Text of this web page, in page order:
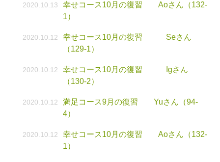
2020.10.13
幸せコース10月の復習 Aoさん（132-
1）
2020.10.12
幸せコース10月の復習 Seさん
（129-1）
2020.10.12
幸せコース10月の復習 Igさん
（130-2）
2020.10.12
満足コース9月の復習 Yuさん（94-
4）
2020.10.12
幸せコース10月の復習 Aoさん（132-
1）